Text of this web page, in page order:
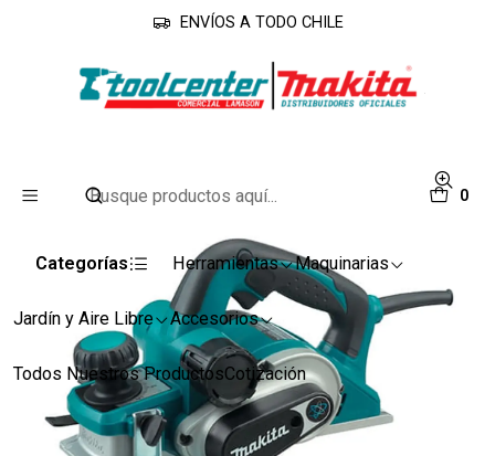
0
Categorías Herramientas Maquinarias
Jardín y Aire Libre Accesorios
Todos Nuestros ProductosCotización
ENVÍOS A TODO CHILE
Inicio Línea Industrial
Cepillos
Cepillo 82mm 1050w KP0810C 3.1/4" Makita